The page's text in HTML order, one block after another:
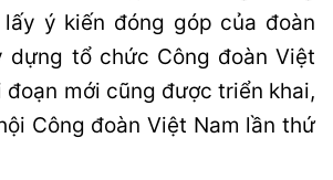
ý kiến đóng góp của đoàn
dựng tổ chức Công đoàn Việt
đoạn mới cũng được triển khai,
Công đoàn Việt Nam lần thứ